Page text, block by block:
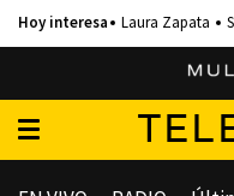
Laura Zapata